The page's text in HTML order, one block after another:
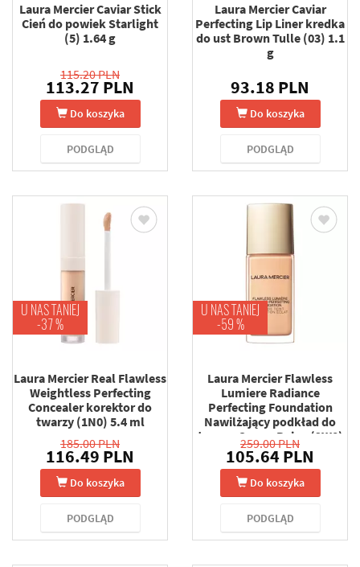
Laura Mercier Caviar Stick
Cień do powiek Starlight
(5) 1.64 g
115.20 PLN
113.27 PLN
Do koszyka
PODGLĄD
Laura Mercier Caviar
Perfecting Lip Liner kredka
do ust Brown Tulle (03) 1.1
g
93.18 PLN
Do koszyka
PODGLĄD
U NAS TANIEJ
-37 %
Laura Mercier Real Flawless
Weightless Perfecting
Concealer korektor do
twarzy (1N0) 5.4 ml
185.00 PLN
116.49 PLN
Do koszyka
PODGLĄD
U NAS TANIEJ
-59 %
Laura Mercier Flawless
Lumiere Radiance
Perfecting Foundation
Nawilżający podkład do
twarzy Creme Beige (2W0)
30 ml
259.00 PLN
105.64 PLN
Do koszyka
PODGLĄD